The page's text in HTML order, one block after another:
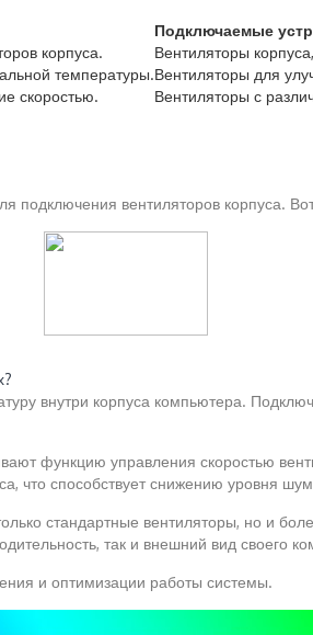
Подключаемые
корпуса.
Вентиляторы
температуры.Вентиляторы для
скоростью. Вентиляторы с
вентиляторов корпуса.
внутри корпуса компьютера.
функцию управления скоростью
что способствует снижению уровня
стандартные вентиляторы, но и
так и внешний вид своего
и оптимизации работы системы.